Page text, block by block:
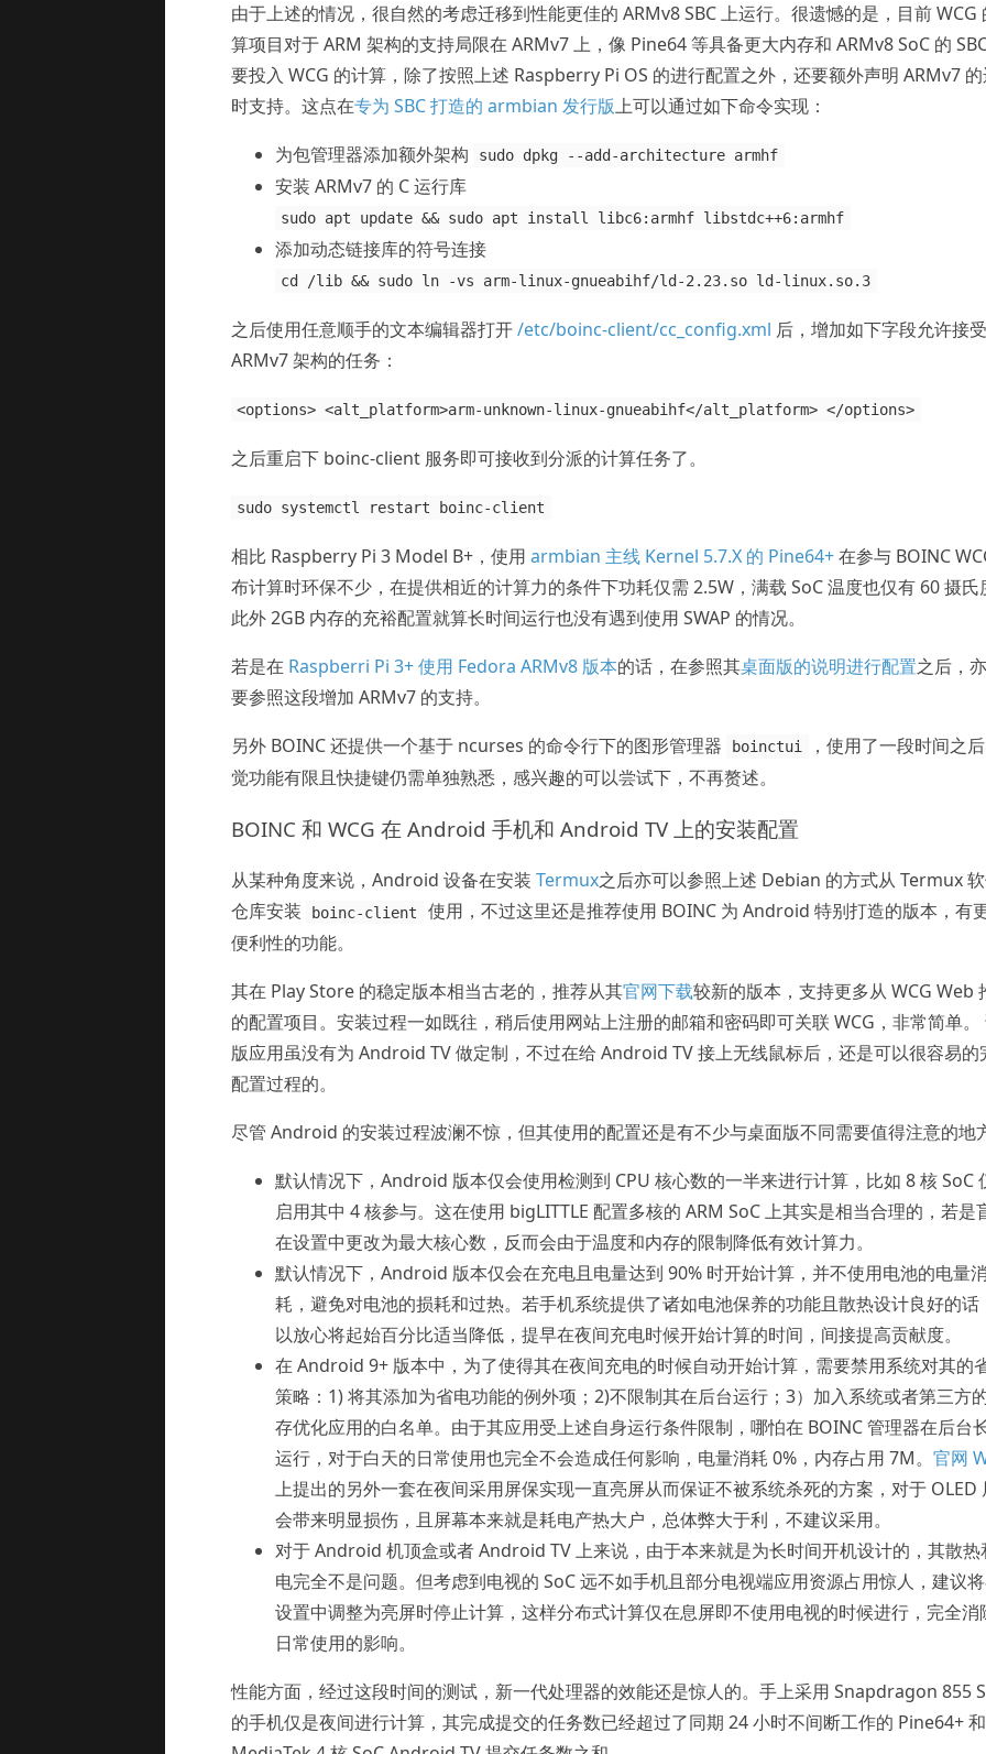
由于上述的情况，很自然的考虑迁移到性能更佳的 ARMv8 SBC 上运行。很遗憾的是，目前 WCG
算项目对于 ARM 架构的支持局限在 ARMv7 上，像 Pine64 等具备更大内存和 ARMv8 SoC 的
要投入 WCG 的计算，除了按照上述 Raspberry Pi OS 的进行配置之外，还要额外声明 ARMv7
时支持。这点在专为 SBC 打造的 armbian 发行版上可以通过如下命令实现：
为包管理器添加额外架构
sudo dpkg --add-architecture armhf
安装 ARMv7 的 C 运行库
sudo apt update && sudo apt install libc6:armhf libstdc++6:armhf
添加动态链接库的符号连接
cd /lib && sudo ln -vs arm-linux-gnueabihf/ld-2.23.so ld-linux.so.3
之后使用任意顺手的文本编辑器打开/etc/boinc-client/cc_config.xml 后，增加如下字段允许接受
ARMv7 架构的任务：
<options> <alt_platform>arm-unknown-linux-gnueabihf</alt_platform> </options>
之后重启下 boinc-client 服务即可接收到分派的计算任务了。
sudo systemctl restart boinc-client
相比 Raspberry Pi 3 Model B+，使用 armbian 主线 Kernel 5.7.X 的 Pine64+在参与 BOINC
布计算时环保不少，在提供相近的计算力的条件下功耗仅需 2.5W，满载 SoC 温度也仅有 60 摄氏
此外 2GB 内存的充裕配置就算长时间运行也没有遇到使用 SWAP 的情况。
若是在 Raspberri Pi 3+ 使用 Fedora ARMv8 版本的话，在参照其桌面版的说明进行配置之后，
要参照这段增加 ARMv7 的支持。
另外 BOINC 还提供一个基于 ncurses 的命令行下的图形管理器
boinctui
，使用了一段时间之
觉功能有限且快捷键仍需单独熟悉，感兴趣的可以尝试下，不再赘述。
BOINC 和 WCG 在 Android 手机和 Android TV 上的安装配置
从某种角度来说，Android 设备在安装 Termux之后亦可以参照上述 Debian 的方式从 Termux
仓库安装
boinc-client
使用，不过这里还是推荐使用 BOINC 为 Android 特别打造的版本，有
便利性的功能。
其在 Play Store 的稳定版本相当古老的，推荐从其官网下载较新的版本，支持更多从 WCG Web
的配置项目。安装过程一如既往，稍后使用网站上注册的邮箱和密码即可关联 WCG，非常简单。
版应用虽没有为 Android TV 做定制，不过在给 Android TV 接上无线鼠标后，还是可以很容易的
配置过程的。
尽管 Android 的安装过程波澜不惊，但其使用的配置还是有不少与桌面版不同需要值得注意的地
默认情况下，Android 版本仅会使用检测到 CPU 核心数的一半来进行计算，比如 8 核 SoC
启用其中 4 核参与。这在使用 bigLITTLE 配置多核的 ARM SoC 上其实是相当合理的，若是
在设置中更改为最大核心数，反而会由于温度和内存的限制降低有效计算力。
默认情况下，Android 版本仅会在充电且电量达到 90% 时开始计算，并不使用电池的电量
耗，避免对电池的损耗和过热。若手机系统提供了诸如电池保养的功能且散热设计良好的话
以放心将起始百分比适当降低，提早在夜间充电时候开始计算的时间，间接提高贡献度。
在 Android 9+ 版本中，为了使得其在夜间充电的时候自动开始计算，需要禁用系统对其的
策略：1) 将其添加为省电功能的例外项；2)不限制其在后台运行；3）加入系统或者第三方
存优化应用的白名单。由于其应用受上述自身运行条件限制，哪怕在 BOINC 管理器在后台
运行，对于白天的日常使用也完全不会造成任何影响，电量消耗 0%，内存占用 7M。 官网
上提出的另外一套在夜间采用屏保实现一直亮屏从而保证不被系统杀死的方案，对于 OLED
会带来明显损伤，且屏幕本来就是耗电产热大户，总体弊大于利，不建议采用。
对于 Android 机顶盒或者 Android TV 上来说，由于本来就是为长时间开机设计的，其散热
电完全不是问题。但考虑到电视的 SoC 远不如手机且部分电视端应用资源占用惊人，建议
设置中调整为亮屏时停止计算，这样分布式计算仅在息屏即不使用电视的时候进行，完全消
日常使用的影响。
性能方面，经过这段时间的测试，新一代处理器的效能还是惊人的。手上采用 Snapdragon 855
的手机仅是夜间进行计算，其完成提交的任务数已经超过了同期 24 小时不间断工作的 Pine64+ 和